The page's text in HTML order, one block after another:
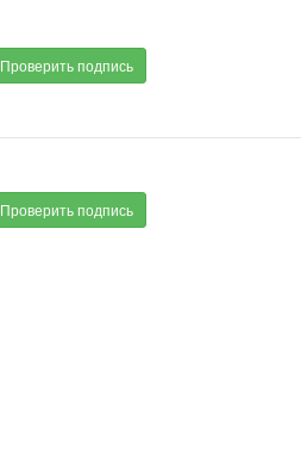
Проверить подпись
Проверить подпись